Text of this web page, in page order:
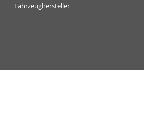
Fahrzeughersteller